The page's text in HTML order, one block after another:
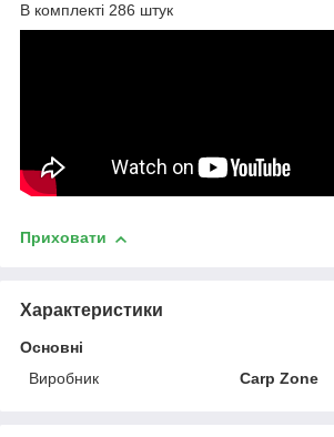
В комплекті 286 штук
Приховати
Характеристики
Основні
Виробник
Carp Zone